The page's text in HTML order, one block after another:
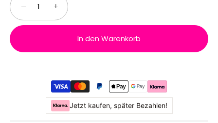
− +
In den Warenkorb
Jetzt kaufen, später Bezahlen!